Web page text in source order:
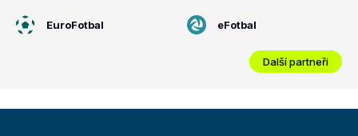
EuroFotbal eFotbal
Další partneři